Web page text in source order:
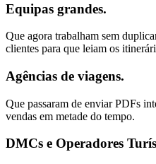
Equipas grandes.
Que agora trabalham sem
clientes para que leiam os
Agências de viagens.
Que passaram de enviar PDFs
vendas em metade do tempo.
DMCs e Operadores